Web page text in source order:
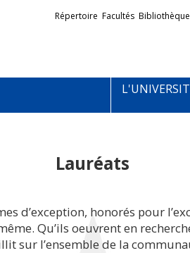
Liens
externes
Répertoire Facultés
Lauréats
d’exception, honorés pour
Qu’ils oeuvrent en
sur l’ensemble de la